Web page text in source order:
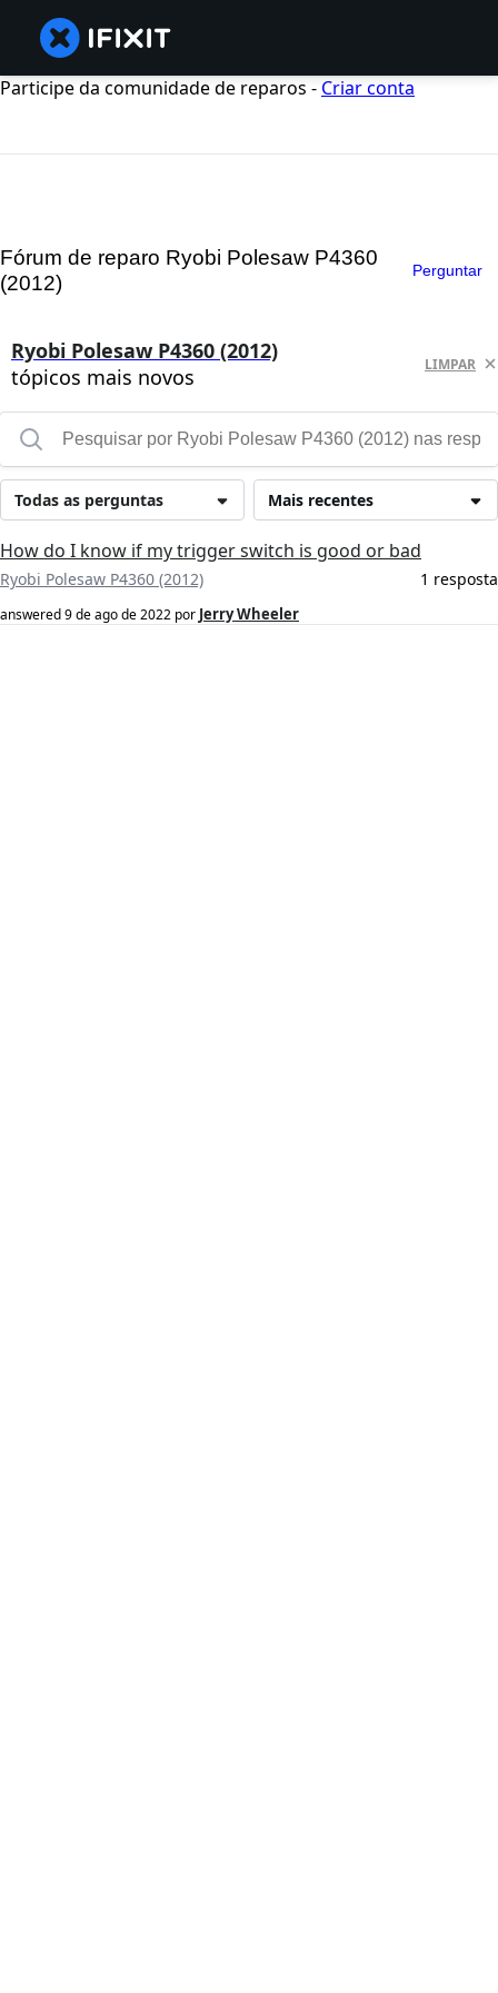
Participe da comunidade de reparos - Criar conta
Fórum de reparo Ryobi Polesaw P4360
(2012)
Perguntar
Ryobi Polesaw P4360 (2012)
tópicos mais novos
LIMPAR
Mais recentes
Todas as perguntas
How do I know if my trigger switch is good or bad
Ryobi Polesaw P4360 (2012) 1 resposta
answered9 de ago de 2022 por Jerry Wheeler